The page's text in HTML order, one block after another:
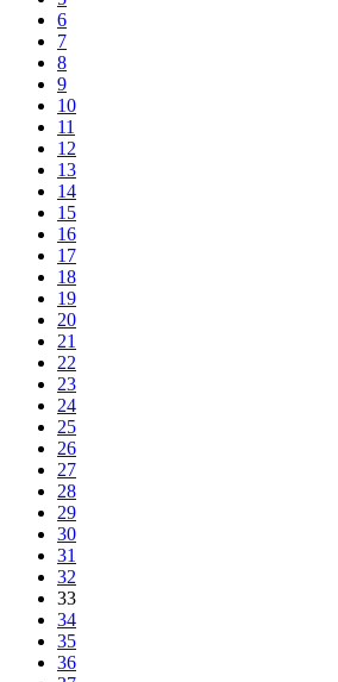
6
7
8
9
10
11
12
13
14
15
16
17
18
19
20
21
22
23
24
25
26
27
28
29
30
31
32
33
34
35
36